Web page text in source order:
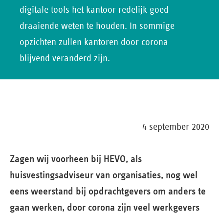
digitale tools het kantoor redelijk goed
draaiende weten te houden. In sommige
opzichten zullen kantoren door corona
blijvend veranderd zijn.
4 september 2020
Zagen wij voorheen bij HEVO, als
huisvestingsadviseur van organisaties, nog wel
eens weerstand bij opdrachtgevers om anders te
gaan werken, door corona zijn veel werkgevers